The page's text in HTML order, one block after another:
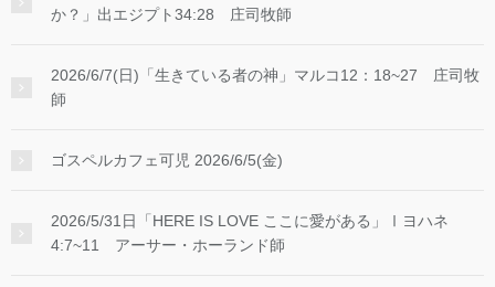
か？」出エジプト34:28 庄司牧師
2026/6/7(日)「生きている者の神」マルコ12：18~27 庄司牧
師
ゴスペルカフェ可児 2026/6/5(金)
2026/5/31日「HERE IS LOVE ここに愛がある」Ⅰヨハネ
4:7~11 アーサー・ホーランド師